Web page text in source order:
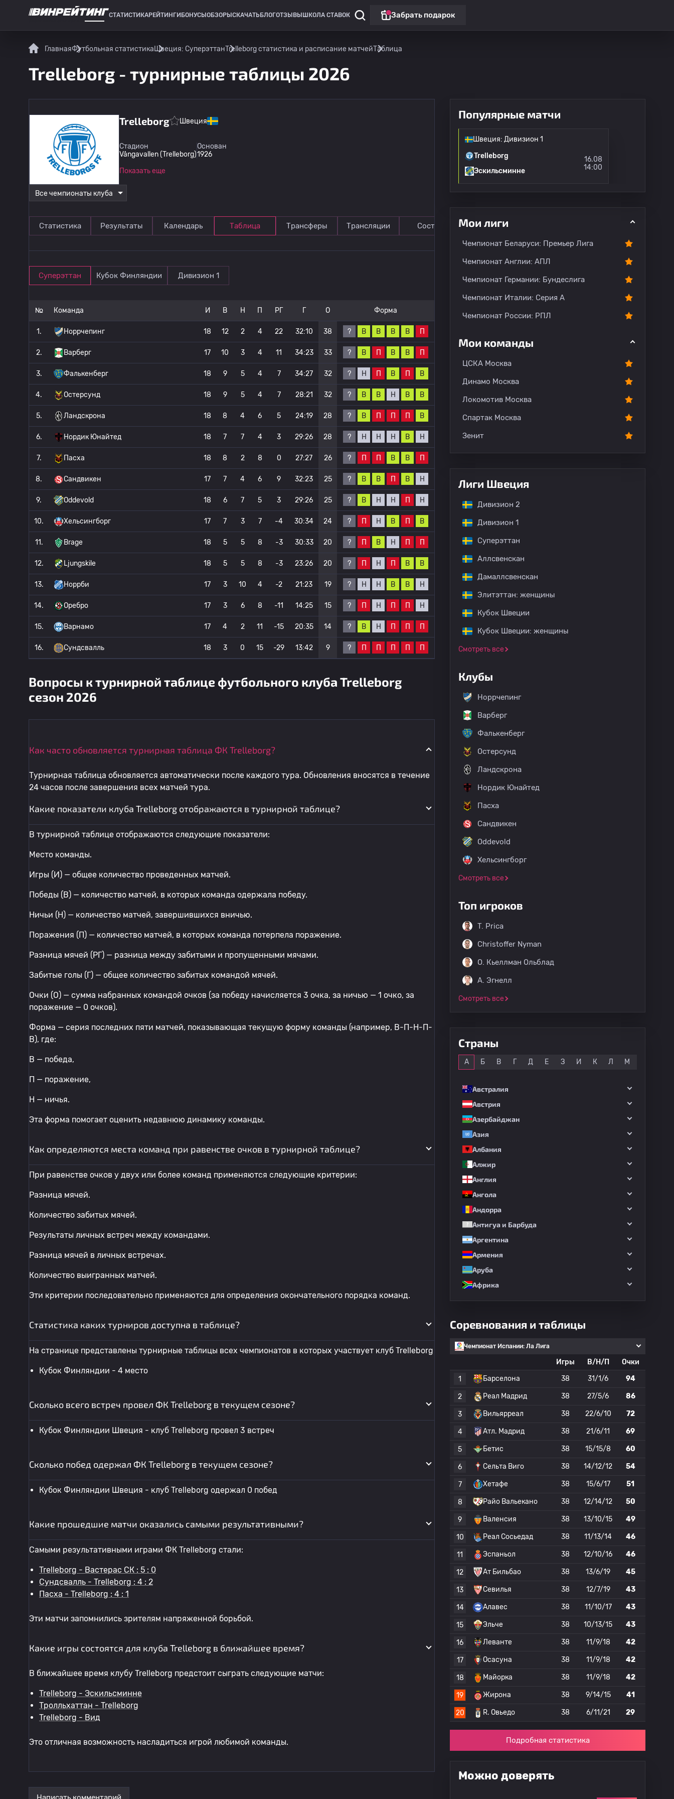
СТАТИСТИКАРЕЙТИНГИ БОНУСЫ ОБЗОРЫ СКАЧАТЬ БЛОГОТЗЫВЫ ШКОЛА СТАВОК Забрать подарок
ГлавнаяФутбольная статистикаШвеция: СуперэттанTrelleborg статистика и расписание матчейТаблица
Trelleborg - турнирные таблицы 2026
Trelleborg Швеция
Стадион
Vångavallen (Trelleborg)
Основан
1926
Показать еще
Все чемпионаты клуба
Статистика Результаты Календарь Таблица Трансферы Трансляции Состав
Суперэттан Кубок Финляндии Дивизион 1
№ Команда И В Н П РГ Г О Форма
1. Норрчепинг 18 12 2 4 22 32:10 38 ? В В В В П
2. Варберг 17 10 3 4 11 34:23 33 ? В П В В П
3. Фалькенберг 18 9 5 4 7 34:27 32 ? Н П В П В
4. Остерсунд 18 9 5 4 7 28:21 32 ? В В Н В В
5. Ландскрона 18 8 4 6 5 24:19 28 ? В П П П В
6. Нордик Юнайтед 18 7 7 4 3 29:26 28 ? Н Н Н В Н
7. Пасха 18 8 2 8 0 27:27 26 ? П П В В П
8. Сандвикен 17 7 4 6 9 32:23 25 ? В В П В Н
9. Oddevold 18 6 7 5 3 29:26 25 ? В Н Н П Н
10. Хельсингборг 17 7 3 7 -4 30:34 24 ? П Н В П В
11. Brage 18 5 5 8 -3 30:33 20 ? П В Н П П
12. Ljungskile 18 5 5 8 -3 23:26 20 ? П Н П В В
13. Норрби 17 3 10 4 -2 21:23 19 ? Н Н В В Н
14. Оребро 17 3 6 8 -11 14:25 15 ? П Н П П Н
15. Варнамо 17 4 2 11 -15 20:35 14 ? В Н П П П
16. Сундсвалль 18 3 0 15 -29 13:42 9 ? П П П П П
Вопросы к турнирной таблице футбольного клуба Trelleborg
сезон 2026
Как часто обновляется турнирная таблица ФК Trelleborg?
Турнирная таблица обновляется автоматически после каждого тура. Обновления вносятся в течение
24 часов после завершения всех матчей тура.
Какие показатели клуба Trelleborg отображаются в турнирной таблице?
В турнирной таблице отображаются следующие показатели:
Место команды.
Игры (И) — общее количество проведенных матчей.
Победы (В) — количество матчей, в которых команда одержала победу.
Ничьи (Н) — количество матчей, завершившихся вничью.
Поражения (П) — количество матчей, в которых команда потерпела поражение.
Разница мячей (РГ) — разница между забитыми и пропущенными мячами.
Забитые голы (Г) — общее количество забитых командой мячей.
Очки (О) — сумма набранных командой очков (за победу начисляется 3 очка, за ничью — 1 очко, за
поражение — 0 очков).
Форма — серия последних пяти матчей, показывающая текущую форму команды (например, В-П-Н-П-
В), где:
В — победа,
П — поражение,
Н — ничья.
Эта форма помогает оценить недавнюю динамику команды.
Как определяются места команд при равенстве очков в турнирной таблице?
При равенстве очков у двух или более команд применяются следующие критерии:
Разница мячей.
Количество забитых мячей.
Результаты личных встреч между командами.
Разница мячей в личных встречах.
Количество выигранных матчей.
Эти критерии последовательно применяются для определения окончательного порядка команд.
Статистика каких турниров доступна в таблице?
На странице представлены турнирные таблицы всех чемпионатов в которых участвует клуб Trelleborg
Кубок Финляндии - 4 место
Сколько всего встреч провел ФК Trelleborg в текущем сезоне?
Кубок Финляндии Швеция - клуб Trelleborg провел 3 встреч
Сколько побед одержал ФК Trelleborg в текущем сезоне?
Кубок Финляндии Швеция - клуб Trelleborg одержал 0 побед
Какие прошедшие матчи оказались самыми результативными?
Самыми результативными играми ФК Trelleborg стали:
Trelleborg - Вастерас СК : 5 : 0
Сундсвалль - Trelleborg : 4 : 2
Пасха - Trelleborg : 4 : 1
Эти матчи запомнились зрителям напряженной борьбой.
Какие игры состоятся для клуба Trelleborg в ближайшее время?
В ближайшее время клубу Trelleborg предстоит сыграть следующие матчи:
Trelleborg - Эскильсминне
Тролльхаттан - Trelleborg
Trelleborg - Вид
Это отличная возможность насладиться игрой любимой команды.
Популярные матчи
Швеция: Дивизион 1
Trelleborg
Эскильсминне
16.08
14:00
Мои лиги
Чемпионат Беларуси: Премьер Лига
Чемпионат Англии: АПЛ
Чемпионат Германии: Бундеслига
Чемпионат Италии: Серия А
Чемпионат России: РПЛ
Мои команды
ЦСКА Москва
Динамо Москва
Локомотив Москва
Спартак Москва
Зенит
Лиги Швеция
Дивизион 2
Дивизион 1
Суперэттан
Аллсвенскан
Дамаллсвенскан
Элитэттан: женщины
Кубок Швеции
Кубок Швеции: женщины
Смотреть все
Клубы
Норрчепинг
Варберг
Фалькенберг
Остерсунд
Ландскрона
Нордик Юнайтед
Пасха
Сандвикен
Oddevold
Хельсингборг
Смотреть все
Топ игроков
T. Prica
Christoffer Nyman
O. Кьеллман Ольблад
A. Эгнелл
Смотреть все
Страны
А Б В Г Д Е З И К Л М
Австралия
Австрия
Азербайджан
Азия
Албания
Алжир
Англия
Ангола
Андорра
Антигуа и Барбуда
Аргентина
Армения
Аруба
Африка
Соревнования и таблицы
Чемпионат Испании: Ла Лига
Игры В/Н/П
Очки
1
Барселона 38 31/1/6 94
2 Реал Мадрид 38 27/5/6 86
3 Вильярреал 38 22/6/10 72
4 Атл. Мадрид 38 21/6/11 69
5 Бетис 38 15/15/8 60
6 Сельта Виго 38 14/12/12 54
7 Хетафе 38 15/6/17 51
8 Райо Вальекано 38 12/14/12 50
9 Валенсия 38 13/10/15 49
10 Реал Сосьедад 38 11/13/14 46
11 Эспаньол 38 12/10/16 46
12 Ат Бильбао 38 13/6/19 45
13 Севилья 38 12/7/19 43
14 Алавес 38 11/10/17 43
15 Эльче 38 10/13/15 43
16 Леванте 38 11/9/18 42
17 Осасуна 38 11/9/18 42
18 Майорка 38 11/9/18 42
19 Жирона 38 9/14/15 41
20 R. Овьедо 38 6/11/21 29
Подробная статистика
Можно доверять